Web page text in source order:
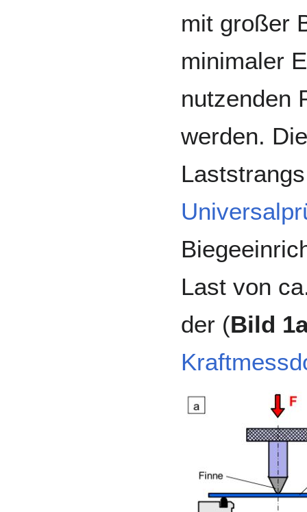
mit großer
minimaler
nutzenden
werden.
Last von
der (Bild